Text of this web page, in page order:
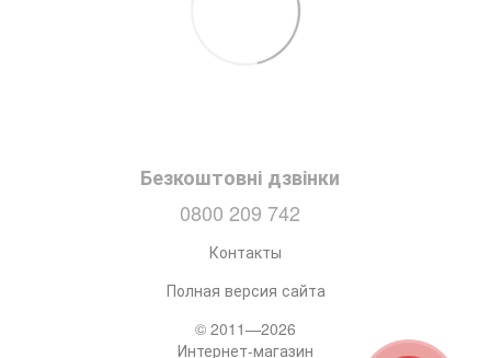
Безкоштовні дзвінки
0800 209 742
Контакты
Полная версия сайта
© 2011—2026
Интернет-магазин